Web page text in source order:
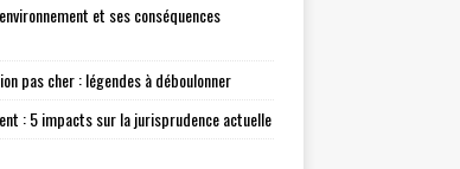
et ses conséquences
pas cher : légendes à déboulonner
: 5 impacts sur la jurisprudence actuelle